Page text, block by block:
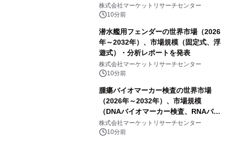
ハイドロキノンクリーム）・分析レポ
ートを発表
株式会社マーケットリサーチセンター
10分前
潜水艦用フェンダーの世界市場（2026
年～2032年）、市場規模（固定式、浮
遊式）・分析レポートを発表
株式会社マーケットリサーチセンター
10分前
腫瘍バイオマーカー検査の世界市場
（2026年～2032年）、市場規模
（DNAバイオマーカー検査、RNAバイ
オマーカー検査、タンパク質バイオマ
ーカー検査、細胞ベースのバイオマー
株式会社マーケットリサーチセンター
10分前